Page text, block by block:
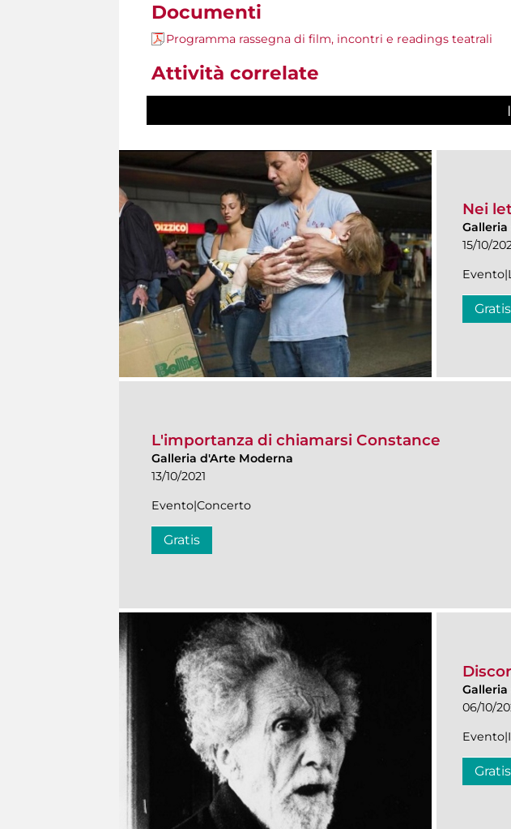
Documenti
Programma rassegna di film, incontri e readings teatrali
Attività correlate
Nei
15/10/
Gratis
L'importanza di chiamarsi Constance
Galleria d'Arte Moderna
13/10/2021
Evento|Concerto
Gratis
06/10/
Gratis